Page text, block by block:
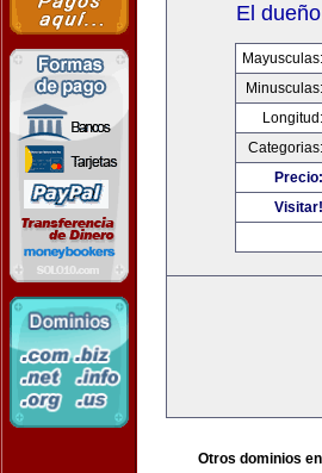
El
Mayusculas:
Minusculas:
Longitud:
Categorias:
Precio:
Visitar!
Otros dominios